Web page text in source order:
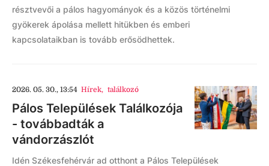
résztvevői a pálos hagyományok és a közös történelmi
gyökerek ápolása mellett hitükben és emberi
kapcsolataikban is tovább erősödhettek.
2026. 05. 30., 13:54 Hírek, találkozó
Pálos Települések Találkozója
- továbbadták a
vándorzászlót
Idén Székesfehérvár ad otthont a Pálos Települések